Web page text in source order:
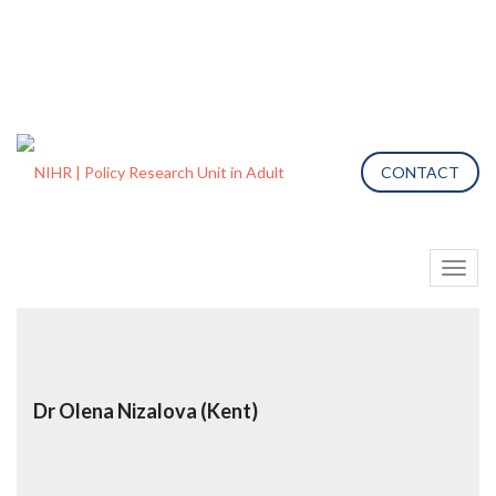
CONTACT
Dr Olena Nizalova (Kent)